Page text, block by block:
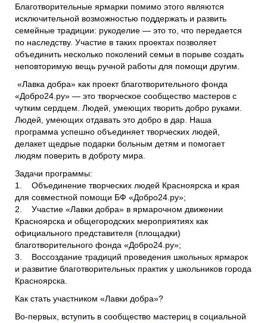
Благотворительные ярмарки помимо этого являются
исключительной возможностью поддержать и развить
семейные традиции: рукоделие — это то, что передается
по наследству. Участие в таких проектах позволяет
объединить несколько поколений семьи в порыве создать
неповторимую вещь ручной работы для помощи другим.
«Лавка добра» как проект благотворительного фонда
«Добро24.ру» — это творческое сообщество мастеров с
чутким сердцем. Людей, умеющих творить добро руками.
Людей, умеющих отдавать это добро в дар. Наша
программа успешно объединяет творческих людей,
делакет щедрые подарки больным детям и помогает
людям поверить в доброту мира.
Задачи программы:
1. Объединение творческих людей Красноярска и края
для совместной помощи БФ «Добро24.ру»;
2. Участие «Лавки добра» в ярмарочном движении
Красноярска и общегородских мероприятиях как
официального представителя (площадки)
благотворительного фонда «Добро24.ру»;
3. Воссоздание традиций проведения школьных ярмарок
и развитие благотворительных практик у школьников города
Красноярска.
Как стать участником «Лавки добра»?
Во-первых, вступить в сообщество мастериц в социальной